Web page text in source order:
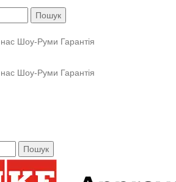
Пошук
Шоу-Руми Гарантія
Шоу-Руми Гарантія
Пошук